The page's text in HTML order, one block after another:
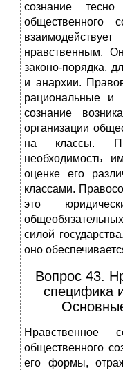
сознание
общественного
нравственным.
законо-порядка,
и анархии.
рациональные и
сознание
организации
на классы.
необходимость
оценке его
классами.
это
силой
оно
Вопрос 43.
специфика
общественного
его формы,